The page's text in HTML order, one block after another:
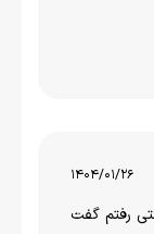
1404/01/26
رفتم گفت